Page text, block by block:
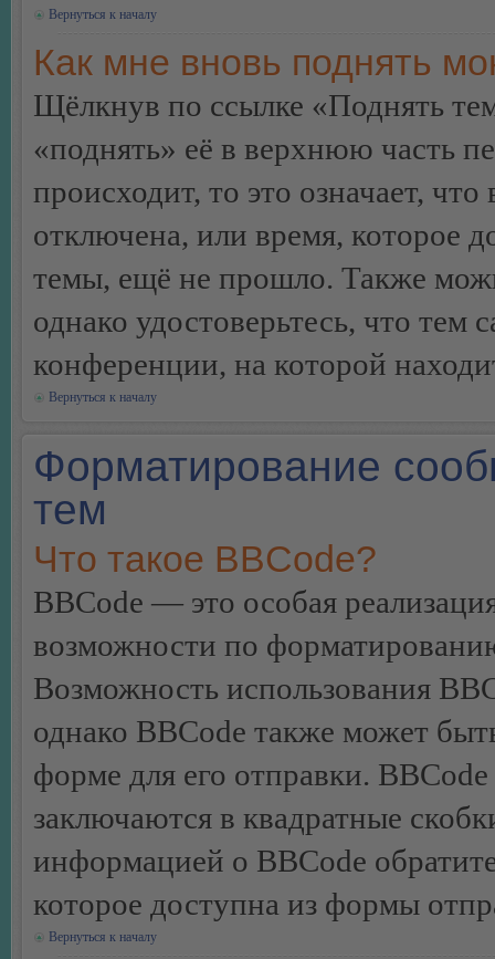
Вернуться к началу
Как мне вновь поднять
Щёлкнув по ссылке «Поднять
«поднять» её в верхнюю часть
происходит, то это означает,
отключена, или время, которое
темы, ещё не прошло. Также
однако удостоверьтесь, что
конференции, на которой
Вернуться к началу
Форматирование
тем
Что такое BBCode?
BBCode — это особая
возможности по
Возможность использования
однако BBCode также может
форме для его отправки.
заключаются в квадратные
информацией о BBCode
которое доступна из формы
Вернуться к началу